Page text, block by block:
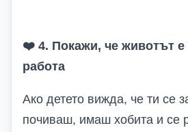
❤️ 4. Покажи, че животът е
работа
Ако детето вижда, че ти се
почиваш, имаш хобита и се